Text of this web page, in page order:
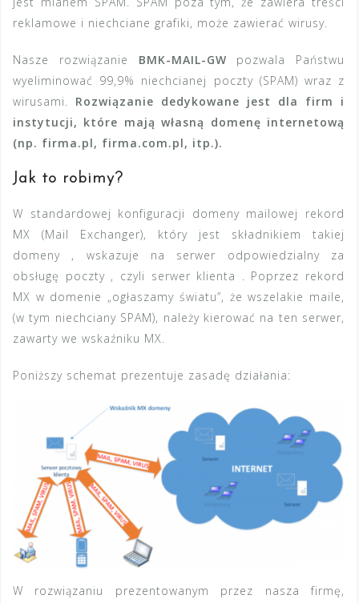
reklamowe i niechciane grafiki, może zawierać wirusy.
Nasze rozwiązanie BMK-MAIL-GW pozwala Państwu
wyeliminować 99,9% niechcianej poczty (SPAM) wraz z
wirusami. Rozwiązanie dedykowane jest dla firm i
instytucji, które mają własną domenę internetową
(np. firma.pl, firma.com.pl, itp.).
Jak to robimy?
W standardowej konfiguracji domeny mailowej rekord
MX (Mail Exchanger), który jest składnikiem takiej
domeny , wskazuje na serwer odpowiedzialny za
obsługę poczty , czyli serwer klienta . Poprzez rekord
MX w domenie „ogłaszamy światu”, że wszelakie maile,
(w tym niechciany SPAM), należy kierować na ten serwer,
zawarty we wskaźniku MX.
Poniższy schemat prezentuje zasadę działania:
W rozwiązaniu prezentowanym przez nasza firmę,